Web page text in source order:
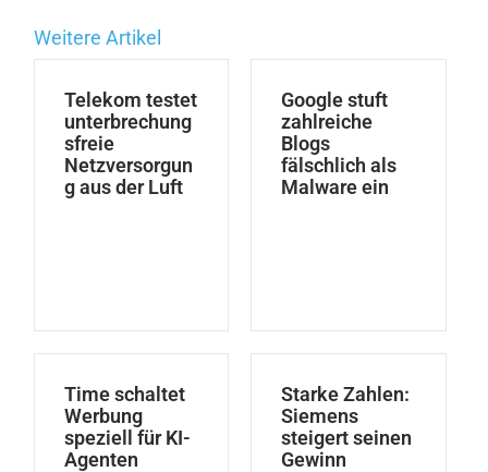
Weitere Artikel
Telekom testet
unterbrechung
sfreie
Netzversorgun
g aus der Luft
Google stuft
zahlreiche
Blogs
fälschlich als
Malware ein
Time schaltet
Werbung
speziell für KI-
Agenten
Starke Zahlen:
Siemens
steigert seinen
Gewinn